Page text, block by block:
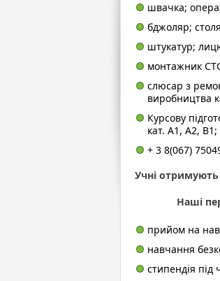
швачка;
бджоляр;
штукатур;
монтажник СТС
слюсар з
виробництва
Курсову
кат. А1, А2,
+ 3 8(067)
Учні
Наші
прийом на
навчання
стипендія під